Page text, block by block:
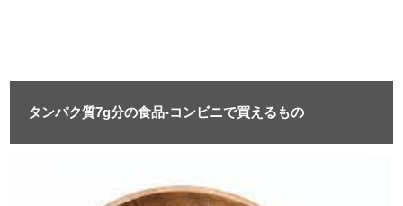
タンパク質7g分の食品-コンビニで買えるもの